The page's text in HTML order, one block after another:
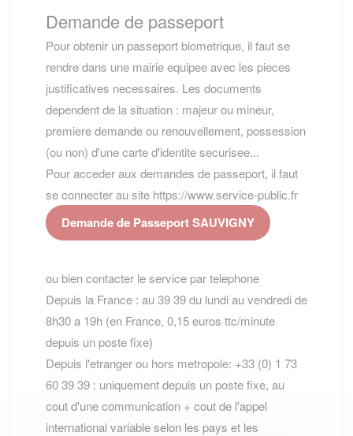
Demande de passeport
Pour obtenir un passeport biometrique, il faut se
rendre dans une mairie equipee avec les pieces
justificatives necessaires. Les documents
dependent de la situation : majeur ou mineur,
premiere demande ou renouvellement, possession
(ou non) d'une carte d'identite securisee...
Pour acceder aux demandes de passeport, il faut
se connecter au site https://www.service-public.fr
Demande de Passeport SAUVIGNY
ou bien contacter le service par telephone
Depuis la France : au 39 39 du lundi au vendredi de
8h30 a 19h (en France, 0,15 euros ttc/minute
depuis un poste fixe)
Depuis l'etranger ou hors metropole: +33 (0) 1 73
60 39 39 : uniquement depuis un poste fixe, au
cout d'une communication + cout de l'appel
international variable selon les pays et les